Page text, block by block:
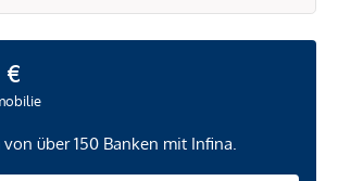
€
über 150 Banken mit Infina.